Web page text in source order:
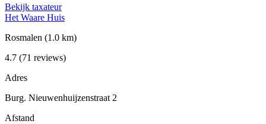
Bekijk taxateur
Het Waare Huis
Rosmalen (1.0 km)
4.7 (71 reviews)
Adres
Burg. Nieuwenhuijzenstraat 2
Afstand